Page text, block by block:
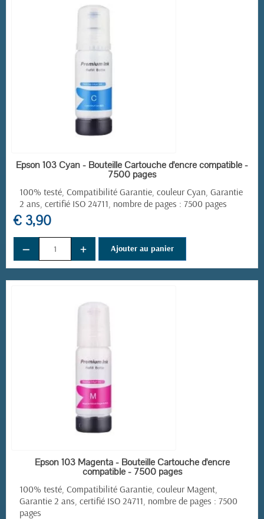
EN STOCK
Epson 103 Cyan - Bouteille Cartouche d'encre compatible -
7500 pages
100% testé, Compatibilité Garantie, couleur Cyan, Garantie
2 ans, certifié ISO 24711, nombre de pages : 7500 pages
€ 3,90
− + Ajouter au panier
EN STOCK
Epson 103 Magenta - Bouteille Cartouche d'encre
compatible - 7500 pages
100% testé, Compatibilité Garantie, couleur Magent,
Garantie 2 ans, certifié ISO 24711, nombre de pages : 7500
pages